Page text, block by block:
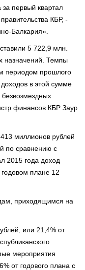
за первый квартал
КБР, -
Балкария».
5 722,9 млн.
назначений. Темпы
периодом прошлого
в этой сумме
финансов КБР Заур
миллионов рублей
по сравнению с
2015 года доход
плане 12
приходящимся на
или 21,4% от
мероприятия
от годового плана с